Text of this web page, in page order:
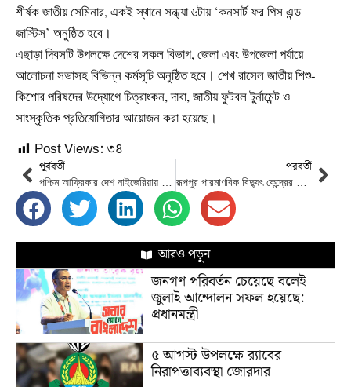
শীর্ষক জাতীয় সেমিনার, একই স্থানে সন্ধ্যা ৬টায় ‘কনসার্ট ফর পিস এন্ড
জাস্টিস’ অনুষ্ঠিত হবে।
এছাড়া দিবসটি উপলক্ষে দেশের সকল বিভাগ, জেলা এবং উপজেলা পর্যায়ে
আলোচনা সভাসহ বিভিন্ন কর্মসূচি অনুষ্ঠিত হবে। শেখ রাসেল জাতীয় শিশু-
কিশোর পরিষদের উদ্যোগে চিত্রাংকন, দাবা, জাতীয় ফুটবল টুর্নামেন্ট ও
সাংস্কৃতিক প্রতিযোগিতার আয়োজন করা হয়েছে।
Post Views:৩৪
পূর্ববর্তী
পশ্চিম আফ্রিকার দেশ নাইজেরিয়ায় ভয়াবহ বন্যা: নিহত ৬০০ শতাধিক
পরবর্তী
রূপপুর পারমাণবিক বিদ্যুৎ কেন্দ্রের দ্বিতীয় ইউনিট রিঅ্যাক্টর প্রেসার ভেসেল স্থাপনের কাজ উদ্বোধন করেছেন প্রধানমন্ত্রী
আরও পড়ুন
জনগণ পরিবর্তন চেয়েছে বলেই
জুলাই আন্দোলন সফল হয়েছে:
প্রধানমন্ত্রী
৫ আগস্ট উপলক্ষে র‌্যাবের
নিরাপত্তাব্যবস্থা জোরদার